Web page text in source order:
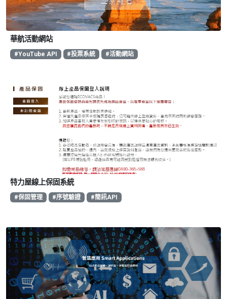
華航活動網站
#YouTube API #投票系統 #活動網站
特力屋線上保固系統
#保固管理 #序號驗證 #簡訊API